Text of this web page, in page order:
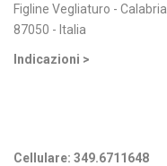
Figline Vegliaturo - Calabria
87050 - Italia
Indicazioni >
Cellulare: 349.6711648